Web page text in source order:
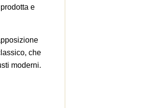
e
che
moderni.